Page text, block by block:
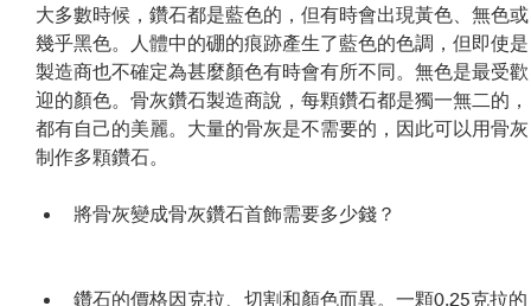
大多數時候，鑽石都是藍色的，但有時會出現黃色、無色或
幾乎黑色。人體中的硼的痕跡產生了藍色的色調，但即使是
製造商也不確定為甚麼顏色有時會有所不同。無色是最受歡
迎的顏色。骨灰鑽石製造商說，每顆鑽石都是獨一無二的，
都有自己的美麗。大量的骨灰是不需要的，因此可以用骨灰
制作多顆鑽石。
將骨灰變成骨灰鑽石首飾需要多少錢？
鑽石的價格因克拉、切割和顏色而異。一顆0.25克拉的